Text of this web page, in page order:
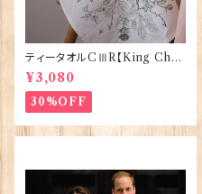
ティータオルCⅢR【King Char
lesⅢ Coronation】Victoria
Eggs 50129
¥3,080
30%OFF